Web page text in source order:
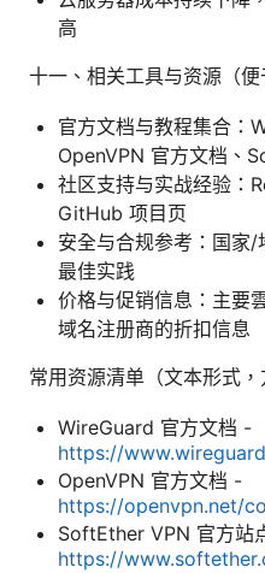
高
十一、相关工具与资源（便
官方文档与教程集合：
OpenVPN 官方文档、
社区支持与实战经验：
GitHub 项目页
安全与合规参考：国家
最佳实践
价格与促销信息：主要
域名注册商的折扣信息
常用资源清单（文本形式，
WireGuard 官方文档 -
https://
OpenVPN 官方文档 -
https://openvpn.net/
SoftEther VPN 官方站
https://